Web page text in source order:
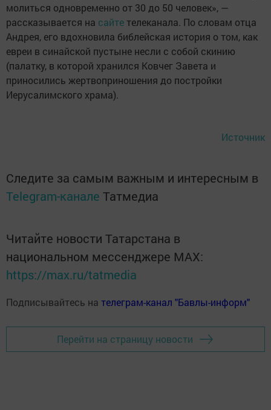
молиться одновременно от 30 до 50 человек», —
рассказывается на сайтетелеканала. По словам отца
Андрея, его вдохновила библейская история о том, как
евреи в синайской пустыне несли с собой скинию
(палатку, в которой хранился Ковчег Завета и
приносились жертвоприношения до постройки
Иерусалимского храма).
Источник
Следите за самым важным и интересным в
Telegram-канале Татмедиа
Читайте новости Татарстана в
национальном мессенджере MАХ:
https://max.ru/tatmedia
Подписывайтесь на телеграм-канал "Бавлы-информ"
Перейти на страницу новости